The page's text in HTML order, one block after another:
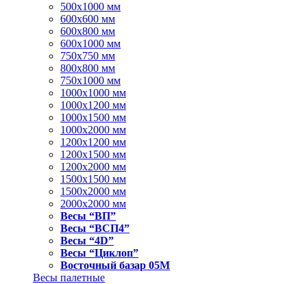
500x1000 мм
600x600 мм
600x800 мм
600x1000 мм
750x750 мм
800x800 мм
750x1000 мм
1000x1000 мм
1000x1200 мм
1000x1500 мм
1000x2000 мм
1200x1200 мм
1200x1500 мм
1200x2000 мм
1500x1500 мм
1500x2000 мм
2000x2000 мм
Весы “ВП”
Весы “ВСП4”
Весы “4D”
Весы “Циклоп”
Восточный базар 05M
Весы палетные